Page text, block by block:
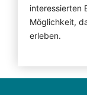
interessierten
Möglichkeit,
erleben.